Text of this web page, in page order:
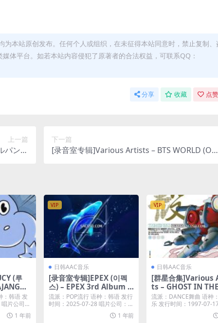
本站原创发布。任何个人或组织，在未征得本站同意时，禁止复制、
体平台。如若本站内容侵犯了原著者的合法权益，可联系QQ：
分享 收藏 点
上一篇
パン三
下一篇
[录音室专辑]Various Artists – BTS WORLD (Ori
(루
[iTune
：韩语 发
片公司：
1 年前
VIP
日韩AAC音乐
[录音室专辑]EPEX (이펙
스) – EPEX 3rd Album Y
outh Chapter 3 : ROMA
NTIC YOUTH (2025) [iT
流派：POP流行 语种：韩语 发行
时间：2025-07-28 唱片公司：℗
1 年前
VIP
日韩AAC音乐
[群星合集]Various
ts – GHOST IN
LL VIDEOGAME
TRACK
Y. DIGITAL. LTD.
流派：DANCE舞曲 语种
乐 发行时间：1997-07-